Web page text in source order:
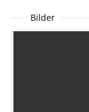
Bilder